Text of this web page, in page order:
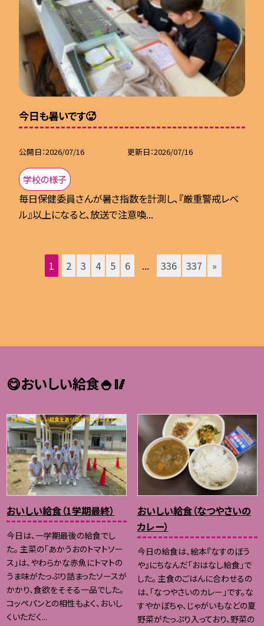
今日も暑いです🥵
公開日 2026/07/16 更新日 2026/07/16
学校の様子
毎日保健委員さんが暑さ指数を計測し、『厳重警戒レベ
ル』以上になると、放送で注意喚...
1 2 3 4 5 6 ... 336 337 »
😋おいしい給食🍚🥢
おいしい給食（1学期最終）
今日は、一学期最後の給食でし
た。 主菜の「あかうおのトマトソー
ス」は、やわらかな赤魚にトマトの
うま味がたっぷり詰まったソースが
かかり、食欲をそそる一品でした。
コッペパンとの相性もよく、おいし
くいただく...
おいしい給食（なつやさいの
カレー）
今日の給食は、絵本『なすのぼう
や』にちなんだ「おはなし給食」で
した。 主食のごはんに合わせるの
は、「なつやさいのカレー」です。な
すやかぼちゃ、じゃがいもなどの夏
野菜がたっぷり入っており、野菜の